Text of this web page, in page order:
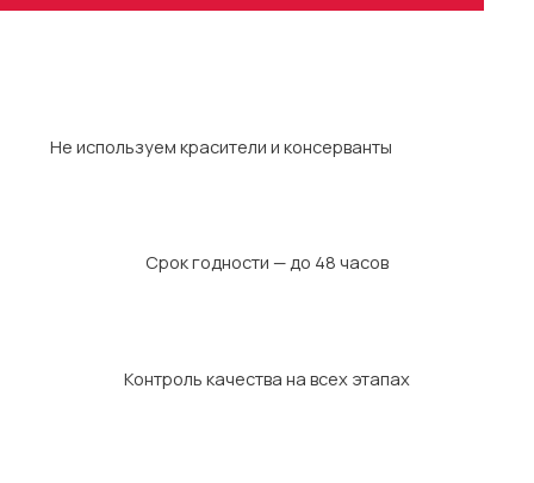
Не используем красители и консерванты
Срок годности — до 48 часов
Контроль качества на всех этапах